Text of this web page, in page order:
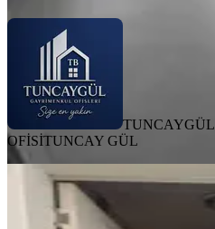
OFİSİTUNCAY GÜL
EŞYALI
Cumhuryet